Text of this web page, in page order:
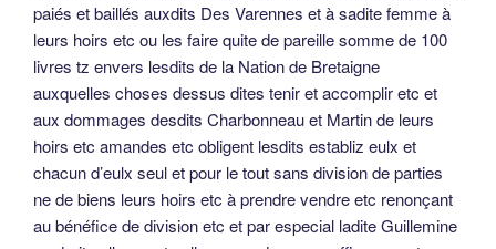
paiés et baillés auxdits Des Varennes et à sadite femme à
leurs hoirs etc ou les faire quite de pareille somme de 100
livres tz envers lesdits de la Nation de Bretaigne
auxquelles choses dessus dites tenir et accomplir etc et
aux dommages desdits Charbonneau et Martin de leurs
hoirs etc amandes etc obligent lesdits establiz eulx et
chacun d’eulx seul et pour le tout sans division de parties
ne de biens leurs hoirs etc à prendre vendre etc renonçant
au bénéfice de division etc et par especial ladite Guillemine